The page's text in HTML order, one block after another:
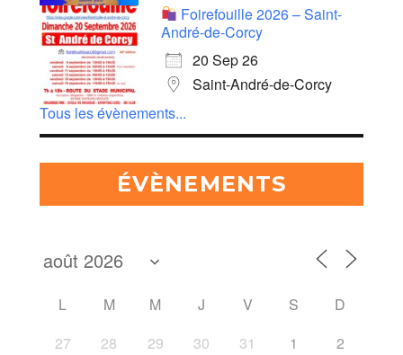
Foirefouille 2026 – Saint-
André-de-Corcy
20 Sep 26
Saint-André-de-Corcy
Tous les évènements...
ÉVÈNEMENTS
L M M J V S
D
27
28 29 30 31 1 2